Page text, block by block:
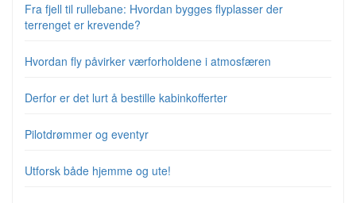
Fra fjell til rullebane: Hvordan bygges flyplasser der
terrenget er krevende?
Hvordan fly påvirker værforholdene i atmosfæren
Derfor er det lurt å bestille kabinkofferter
Pilotdrømmer og eventyr
Utforsk både hjemme og ute!